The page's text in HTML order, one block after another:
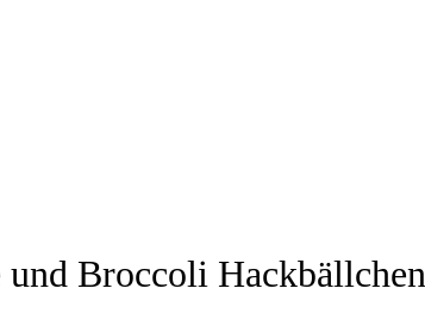
Broccoli Hackbällchen